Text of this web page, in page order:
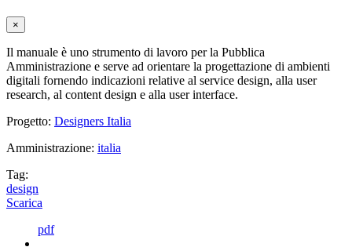
×
Il manuale è uno strumento di lavoro per la Pubblica
Amministrazione e serve ad orientare la progettazione di ambienti
digitali fornendo indicazioni relative al service design, alla user
research, al content design e alla user interface.
Progetto: Designers Italia
Amministrazione: italia
Tag:
design
Scarica
pdf